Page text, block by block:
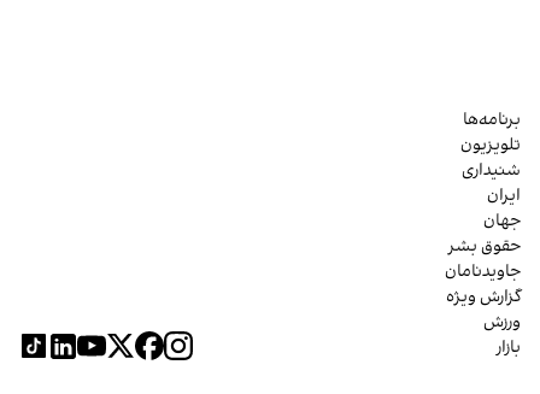
برنامه‌ها
تلویزیون
شنیداری
ایران
جهان
حقوق بشر
جاویدنامان
گزارش ویژه
ورزش
بازار